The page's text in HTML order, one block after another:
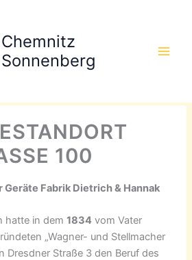
Chemnitz
Sonnenberg
100
Fabrik Dietrich & Hannak
hatte in dem1834 vom Vater
„Wagner- und Stellmacher
Dresdner Straße 3 den Beruf des